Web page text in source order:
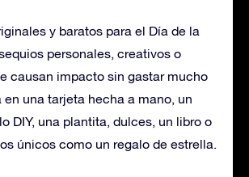
y baratos para el Día de la
personales, creativos o
causan impacto sin gastar mucho
en una tarjeta hecha a mano, un
DIY, una plantita, dulces, un libro o
únicos como un regalo de estrella.